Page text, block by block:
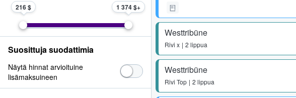
Westtribüne
Rivi x 2 lippua
Westtribüne
Rivi Top 2 lippua
216 $ 1 374 $
Suosittuja suodattimia
Näytä hinnat arvioituine
lisämaksuineen